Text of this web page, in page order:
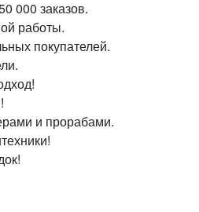
000 заказов.
работы.
покупателей.
и прорабами.